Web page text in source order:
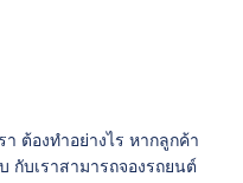
ต้องทำอย่างไร หากลูกค้า
กับเราสามารถจองรถยนต์